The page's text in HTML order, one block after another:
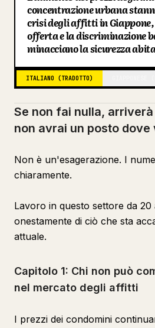
Blog
Aggiornamenti
concentrazione urbana
crisi degli affitti in Giappone,
offerta e la discriminazione
minacciano la sicurezza
ITALIANO (TRADOTTO)
Se non fai nulla,
non avrai un posto dove
Non è un'esagerazione. I
chiaramente.
Lavoro in questo settore da 20
onestamente di ciò che sta
attuale.
Capitolo 1: Chi non può
nel mercato degli affitti
I prezzi dei condomini